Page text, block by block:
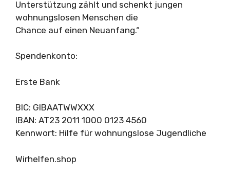
Unterstützung zählt und schenkt jungen
wohnungslosen Menschen die
Chance auf einen Neuanfang.“
Spendenkonto:
Erste Bank
BIC: GIBAATWWXXX
IBAN: AT23 2011 1000 0123 4560
Kennwort: Hilfe für wohnungslose Jugendliche
Wirhelfen.shop